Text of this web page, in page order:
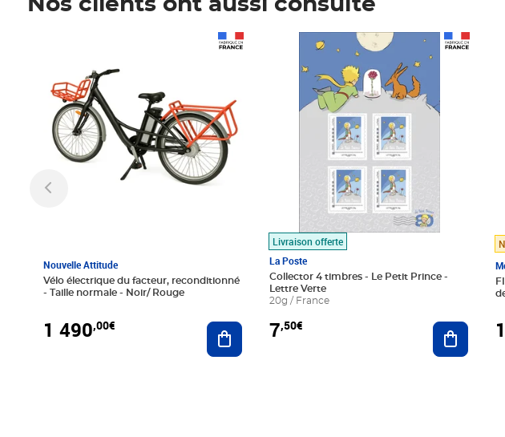
Nos clients ont aussi consulté
Nouvelle Attitude
Vélo électrique du facteur, reconditionné
- Taille normale - Noir/ Rouge
1 490,00€ Ajouter au panier
Livraison offerte
La Poste
Collector 4 timbres - Le Petit Prince -
Lettre Verte
20g / France
7,50€
Prix 7,50€
Ajouter